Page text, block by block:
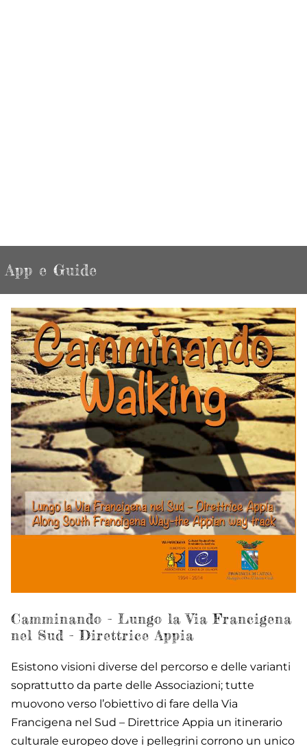
App e Guide
Camminando - Lungo la Via Francigena
nel Sud - Direttrice Appia
Esistono visioni diverse del percorso e delle varianti
soprattutto da parte delle Associazioni; tutte
muovono verso l’obiettivo di fare della Via
Francigena nel Sud – Direttrice Appia un itinerario
culturale europeo dove i pellegrini corrono un unico